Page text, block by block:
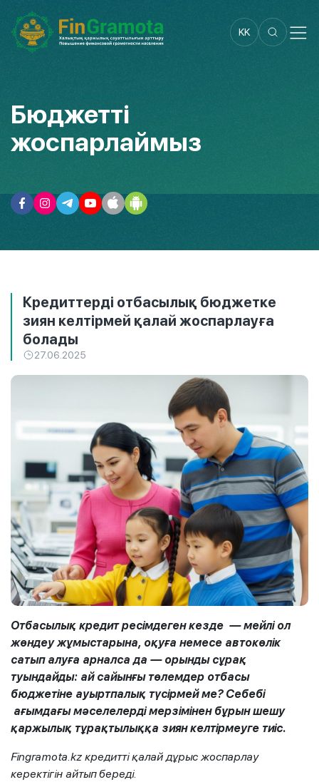
KK
Бюджетті
жоспарлаймыз
Кредиттерді отбасылық бюджетке
зиян келтірмей қалай жоспарлауға
болады
27.06.2025
Отбасылық кредит ресімдеген кезде — мейлі ол
жөндеу жұмыстарына, оқуға немесе автокөлік
сатып алуға арналса да — орынды сұрақ
туындайды: ай сайынғы төлемдер отбасы
бюджетіне ауыртпалық түсірмей ме? Себебі
ағымдағы мәселелерді мерзімінен бұрын шешу
қаржылық тұрақтылыққа зиян келтірмеуге тиіс.
Fingramota.kz кредитті қалай дұрыс жоспарлау
керектігін айтып береді.